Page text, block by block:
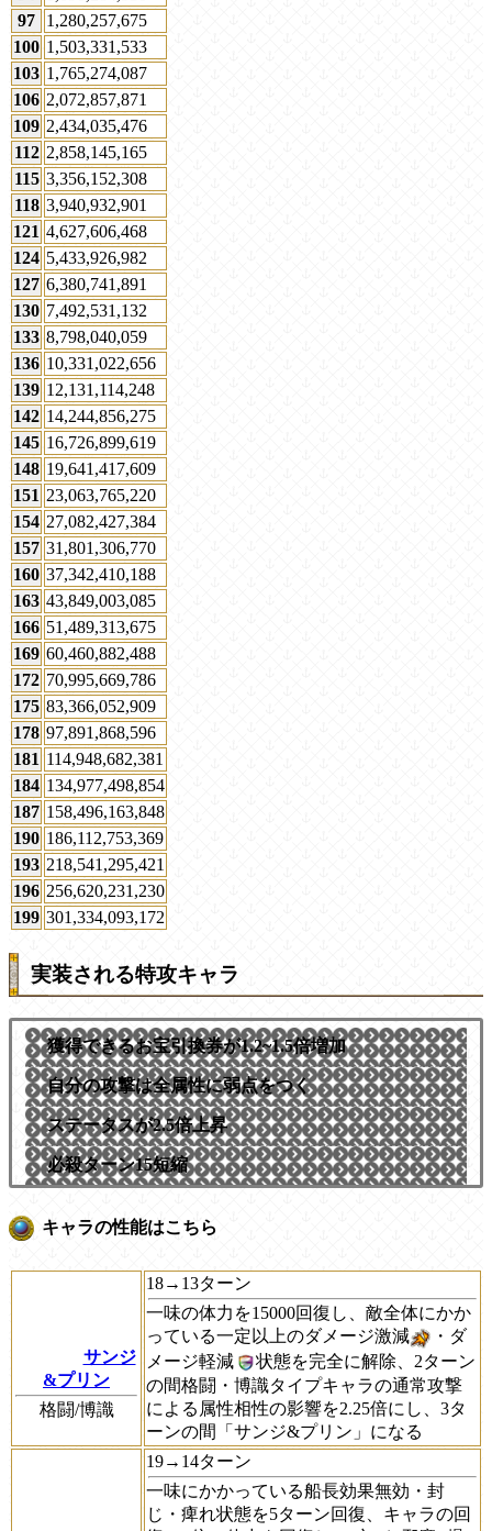
97
1,280,257,675
100 1,503,331,533
103 1,765,274,087
106 2,072,857,871
109 2,434,035,476
112 2,858,145,165
115 3,356,152,308
118 3,940,932,901
121 4,627,606,468
124 5,433,926,982
127 6,380,741,891
130 7,492,531,132
133 8,798,040,059
136 10,331,022,656
139 12,131,114,248
142 14,244,856,275
145 16,726,899,619
148 19,641,417,609
151 23,063,765,220
154 27,082,427,384
157 31,801,306,770
160 37,342,410,188
163 43,849,003,085
166 51,489,313,675
169 60,460,882,488
172 70,995,669,786
175 83,366,052,909
178 97,891,868,596
181 114,948,682,381
184 134,977,498,854
187 158,496,163,848
190 186,112,753,369
193 218,541,295,421
196 256,620,231,230
199 301,334,093,172
実装される特攻キャラ
獲得できるお宝引換券が1.2~1.5倍増加
自分の攻撃は全属性に弱点をつく
ステータスが2.5倍上昇
必殺ターン15短縮
キャラの性能はこちら
サンジ
&プリン
格闘/博識
18→13ターン
一味の体力を15000回復し、敵全体にかか
っている一定以上のダメージ激減
・ダ
メージ軽減
状態を完全に解除、2ターン
の間格闘・博識タイプキャラの通常攻撃
による属性相性の影響を2.25倍にし、3タ
ーンの間「サンジ&プリン」になる
19→14ターン
一味にかかっている船長効果無効・封
じ・痺れ状態を5ターン回復、キャラの回